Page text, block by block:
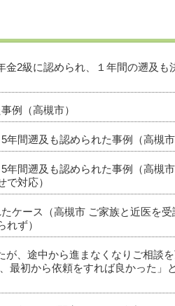
金2級に認められ、１年間の遡及も
例（高槻市）
年間遡及も認められた事例（高槻市
年間遡及も認められた事例（高槻
対応）
ケース（高槻市 ご家族と近医を受
ず）
が、途中から進まなくなりご相談
最初から依頼をすれば良かった」